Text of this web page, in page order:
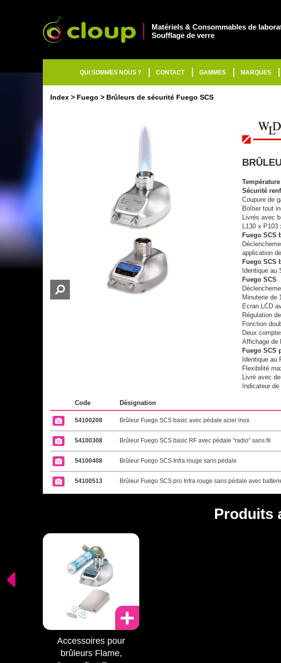
Matériels & Consommables de
Soufflage de verre
QUI SOMMES NOUS ? CONTACT GAMMES MARQUES
Index Fuego Brûleurs de sécurité Fuego SCS
Sécurité
Coupure de
Boîtier tout
Livrés avec
L130 x P103
Fuego SCS
application
Fuego SCS
Identique
Fuego SCS
Minuterie de
Ecran LCD
Régulation
Fonction
Deux
Affichage de
Fuego SCS
Identique au
Flexibilité
Livré avec
Indicateur
Code Désignation
54100208 Brûleur Fuego SCS basic avec pédale acier inox
54100308 Brûleur Fuego SCS basic RF avec pédale "radio" sans fil
54100408 Brûleur Fuego SCS Infra rouge sans pédale
54100513 Brûleur Fuego SCS pro Infra rouge sans pédale avec
Produits
Accessoires pour
brûleurs Flame,